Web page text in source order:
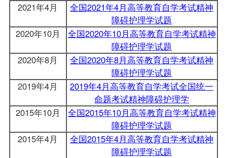
2021年4月
全国2021年4月高等教育自学考试精神
障碍护理学试题
2020年10月
全国2020年10月高等教育自学考试精神
障碍护理学试题
2020年8月
全国2020年8月高等教育自学考试精神
障碍护理学试题
2019年4月
2019年4月高等教育自学考试全国统一
命题考试精神障碍护理学
2015年10月
全国2015年10月高等教育自学考试精神
障碍护理学试题
2015年4月
全国2015年4月高等教育自学考试精神
障碍护理学试题